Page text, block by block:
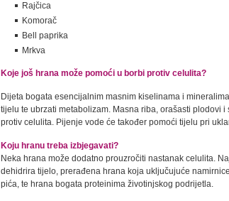
Rajčica
Komorač
Bell paprika
Mrkva
Koje još hrana može pomoći u borbi protiv celulita?
Dijeta bogata esencijalnim masnim kiselinama i
tijelu te ubrzati metabolizam. Masna riba, orašasti plodovi
protiv celulita. Pijenje vode će također pomoći tijelu pri
Koju hranu treba izbjegavati?
Neka hrana može dodatno prouzročiti nastanak celulita.
dehidrira tijelo, prerađena hrana koja uključujuće
pića, te hrana bogata proteinima životinjskog podrijetla.